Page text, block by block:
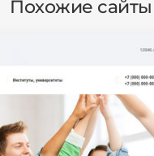
Похожие сайты